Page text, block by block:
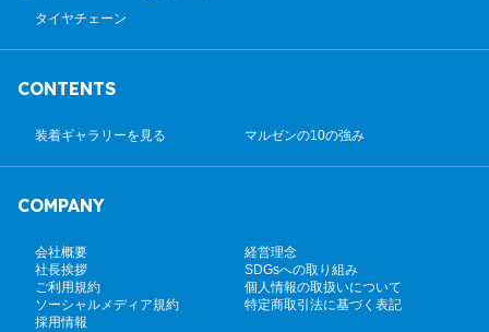
タイヤチェーン
CONTENTS
装着ギャラリーを見る マルゼンの10の強み
COMPANY
会社概要
経営理念
社長挨拶
SDGsへの取り組み
ご利用規約
個人情報の取扱いについて
ソーシャルメディア規約
特定商取引法に基づく表記
採用情報